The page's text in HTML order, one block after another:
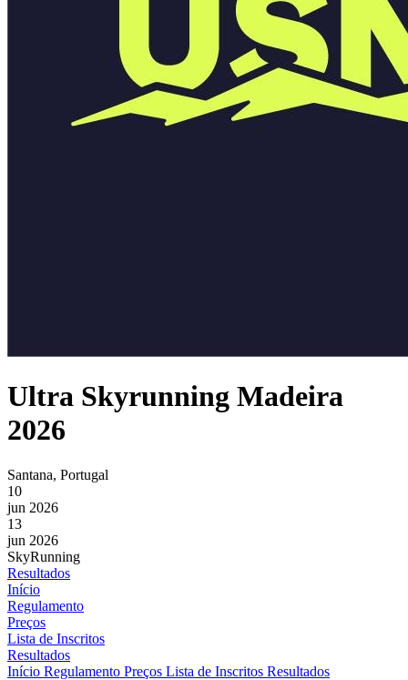
Ultra Skyrunning Madeira
2026
Santana, Portugal
10
jun 2026
13
jun 2026
SkyRunning
Resultados
Início
Regulamento
Preços
Lista de Inscritos
Resultados
Início Regulamento Preços Lista de Inscritos Resultados